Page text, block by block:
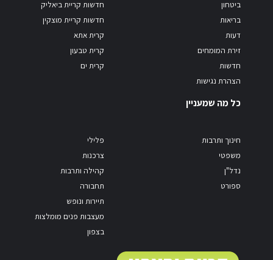
ביטחון
בריאות
דעות
זירת המומחים
חדשות
הצהרת נגישות
חדשות קריית ביאליק
חדשות קריית מוצקין
קרית אתא
קרית טבעון
קרית ים
כל מה שמעניין
חינוך ותרבות
משפטי
נדל"ן
ספורט
פלילי
צרכנות
קהילה ותרבות
תחבורה
תיירות ונופש
מעצבות פנים מומלצות
בצפון